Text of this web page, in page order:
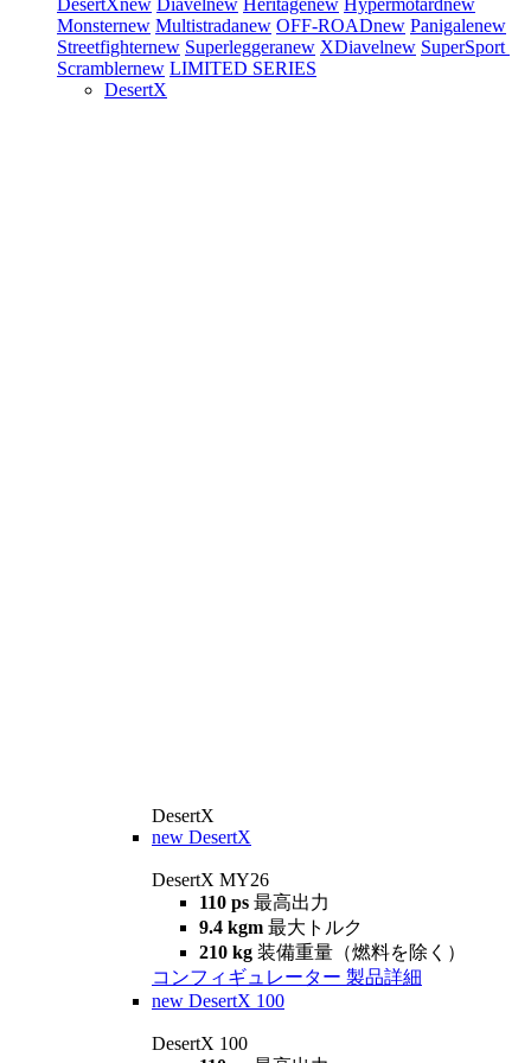
DesertXnew Diavelnew Heritagenew Hypermotardnew
Monsternew Multistradanew OFF-ROADnew Panigalenew
Streetfighternew Superleggeranew XDiavelnew SuperSport
Scramblernew LIMITED SERIES
DesertX
DesertX
new DesertX
DesertX MY26
110 ps 最高出力
9.4 kgm 最大トルク
210 kg 装備重量（燃料を除く）
コンフィギュレーター 製品詳細
new DesertX 100
DesertX 100